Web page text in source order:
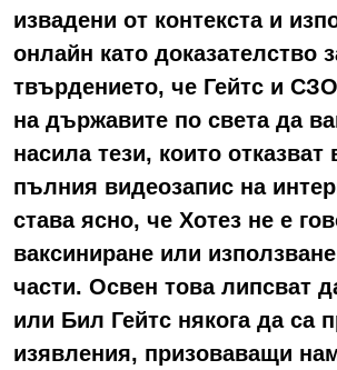
извадени от контекста и
онлайн като доказателство
твърдението, че Гейтс и
на държавите по света да
насила тези, които отказват
пълния видеозапис на
става ясно, че Хотез не е
ваксиниране или
части. Освен това липсват
или Бил Гейтс някога да са
изявления, призоваващи